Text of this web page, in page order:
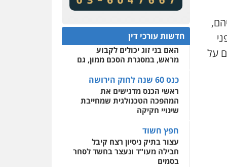
על
שירותים מקצועיים לעורכי
דין
0522508109
אחסון אתרים
מהירות הגנה גיבוי
לעורכי דין
מרכז התחלה חדשה
שירותים מקצועיים לעורכי
דין
0544500346
חדשות עורכי דין
מע"מ ומוסדות ללא כוונת רווח
המתח שבין חוק יחסי ממון
לבין חוק הירושה
האם בני זוג יכולים לקבוע
מראש, במסגרת הסכם ממון, גם
כנס 60 שנה לחוק הירושה
ראשי הכנס מדגישים את
המהפכה הטכנולגית שמחייבת
שינויי חקיקה
חפץ חשוד
עצור בתיק ניסיון רצח קיבל
חבילה מעו"ד ונעצר בחשד לסחר
בסמים